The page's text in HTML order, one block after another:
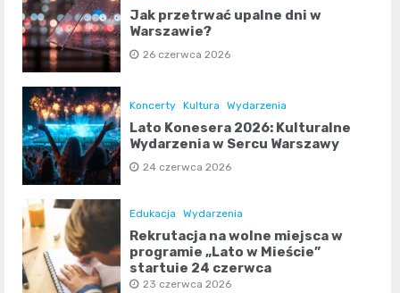
Jak przetrwać upalne dni w
Warszawie?
26 czerwca 2026
Koncerty Kultura Wydarzenia
Lato Konesera 2026: Kulturalne
Wydarzenia w Sercu Warszawy
24 czerwca 2026
Edukacja Wydarzenia
Rekrutacja na wolne miejsca w
programie „Lato w Mieście”
startuje 24 czerwca
23 czerwca 2026